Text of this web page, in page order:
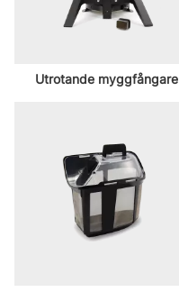
Utrotande myggfångare